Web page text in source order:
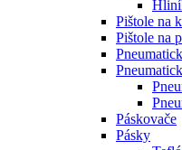
Pištole na
Pištole na
Páskovače
Pásky